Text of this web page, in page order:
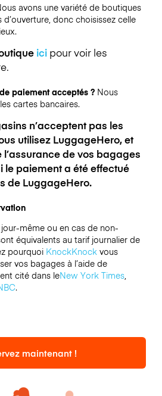
avons une variété de boutiques
donc choisissez celle
icipour voir les
paiement acceptés ? Nous
cartes bancaires.
n’acceptent pas les
utilisez LuggageHero, et
de vos bagages
le paiement a été effectué
de LuggageHero.
même ou en cas de non-
équivalents au tarif journalier de
pourquoi KnockKnockvous
vos bagages à l’aide de
cité dans leNew York Times,
.
maintenant !